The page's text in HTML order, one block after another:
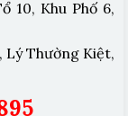
10, Khu Phố 6,
Lý Thường Kiệt,